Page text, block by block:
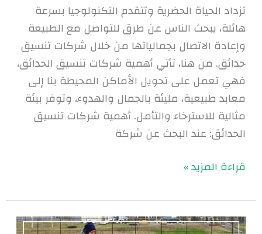
تزداد الحياة الحضرية وتتقدم التكنولوجيا بسرعة
هائلة، يبحث الناس عن طرق للتواصل مع الطبيعة
وإعادة الاتصال بجمالياتها من خلال شركات تنسيق
حدائق. من هنا، تأتي أهمية شركات تنسيق الحدائق،
فهي تعمل على تحويل الأماكن المحيطة بنا إلى
معابد طبيعية، مليئة بالجمال والهدوء، وتوفر بيئة
مثالية للاسترخاء والتأمل. أهمية شركات تنسيق
الحدائق: عند البحث عن شركة
قراءة المزيد »
انشاء